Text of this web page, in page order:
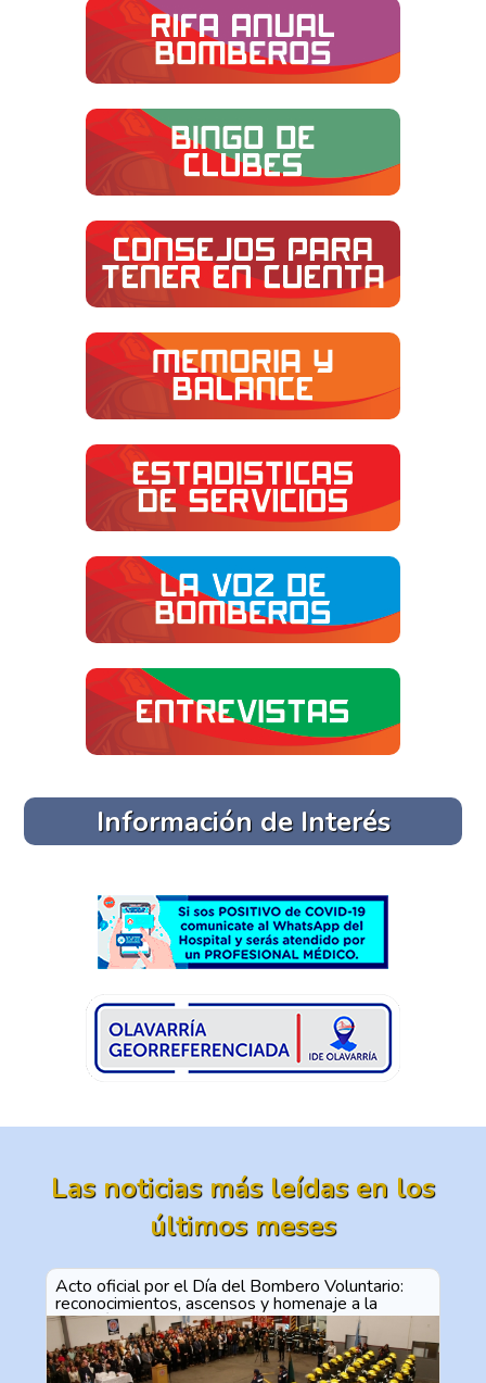
Información de Interés
Las noticias más leídas en los
últimos meses
Acto oficial por el Día del Bombero Voluntario:
reconocimientos, ascensos y homenaje a la
vocación de servicio